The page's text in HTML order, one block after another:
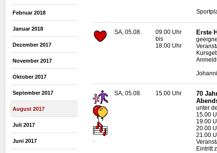
Februar 2018
Januar 2018
Dezember 2017
November 2017
Oktober 2017
September 2017
August 2017
Juli 2017
Juni 2017
SA, 05.08.
09.00 Uhr
bis
18.00 Uhr
Erste
.
SA, 05.08. 15.00 Uhr
70
unter
15.00
19.00
20.00
21.00
Eintritt